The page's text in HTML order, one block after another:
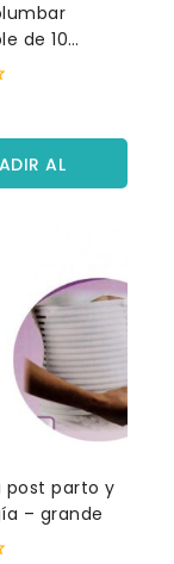
de 10
AL
post parto y
– grande